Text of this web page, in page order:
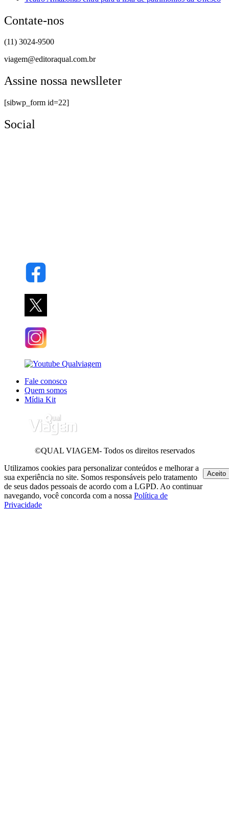
Contate-nos
(11) 3024-9500
viagem@editoraqual.com.br
Assine nossa newslleter
[sibwp_form id=22]
Social
Fale conosco
Quem somos
Mídia Kit
©QUAL VIAGEM- Todos os direitos reservados
Utilizamos cookies para personalizar conteúdos e melhorar a
sua experiência no site. Somos responsáveis pelo tratamento
de seus dados pessoais de acordo com a LGPD. Ao continuar
navegando, você concorda com a nossa Política de
Privacidade
Aceito